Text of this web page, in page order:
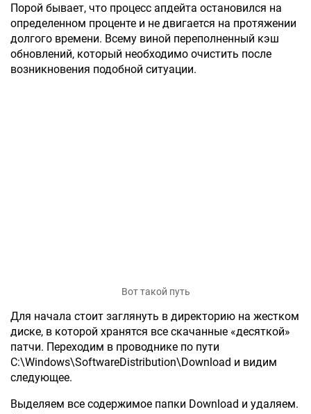
Порой бывает, что процесс апдейта остановился на
определенном проценте и не двигается на протяжении
долгого времени. Всему виной переполненный кэш
обновлений, который необходимо очистить после
возникновения подобной ситуации.
Вот такой путь
Для начала стоит заглянуть в директорию на жестком
диске, в которой хранятся все скачанные «десяткой»
патчи. Переходим в проводнике по пути
C:\Windows\SoftwareDistribution\Download и видим
следующее.
Выделяем все содержимое папки Download и удаляем.